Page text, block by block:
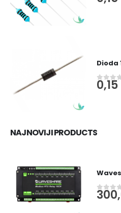
Dioda
0out
0,15
NAJNOVIJI PRODUCTS
0out